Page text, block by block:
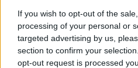
If you wish to opt-out of the
processing of your personal or
targeted advertising by us,
section to confirm your
opt-out request is processed